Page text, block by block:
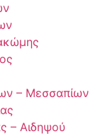
– Μεσσαπίων
– Αιδηψού